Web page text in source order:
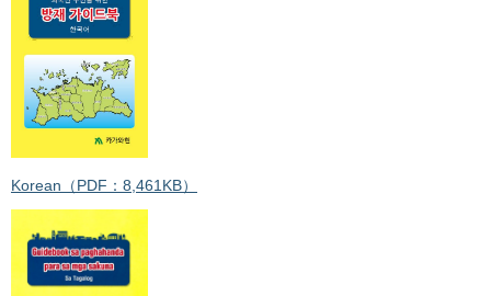
Korean（PDF：8,461KB）